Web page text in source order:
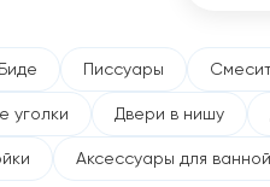
Abber
Allen
Биде Писсуары
уголки Двери в нишу
Аксессуары для ванной